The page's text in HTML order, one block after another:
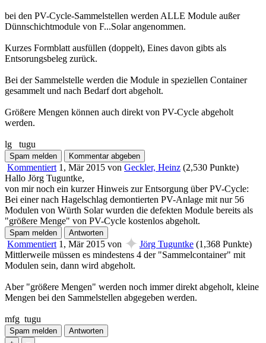
bei den PV-Cycle-Sammelstellen werden ALLE Module außer
Dünnschichtmodule von F...Solar angenommen.
Kurzes Formblatt ausfüllen (doppelt), Eines davon gibts als
Entsorungsbeleg zurück.
Bei der Sammelstelle werden die Module in speziellen Container
gesammelt und nach Bedarf dort abgeholt.
Größere Mengen können auch direkt von PV-Cycle abgeholt
werden.
lg tugu
Kommentiert 1, Mär 2015 von Geckler, Heinz (2,530 Punkte)
Hallo Jörg Tuguntke,
von mir noch ein kurzer Hinweis zur Entsorgung über PV-Cycle:
Bei einer nach Hagelschlag demontierten PV-Anlage mit nur 56
Modulen von Würth Solar wurden die defekten Module bereits als
"größere Menge" von PV-Cycle kostenlos abgeholt.
Kommentiert 1, Mär 2015 von ✦ Jörg Tuguntke (1,368 Punkte)
Mittlerweile müssen es mindestens 4 der "Sammelcontainer" mit
Modulen sein, dann wird abgeholt.
Aber "größere Mengen" werden noch immer direkt abgeholt, kleine
Mengen bei den Sammelstellen abgegeben werden.
mfg tugu